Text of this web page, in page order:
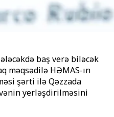
baş verə biləcək
məqsədilə HƏMAS-ın
şərti ilə Qəzzada
yerləşdirilməsini